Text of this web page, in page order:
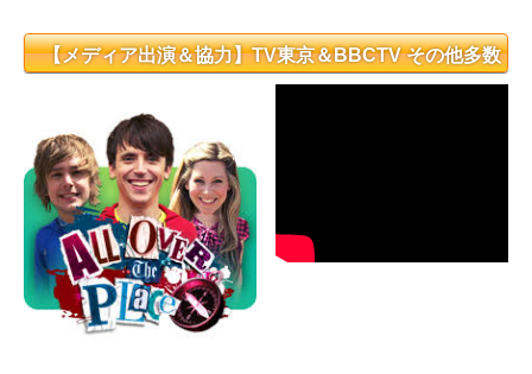
【メディア出演＆協力】TV東京＆BBCTV その他多数